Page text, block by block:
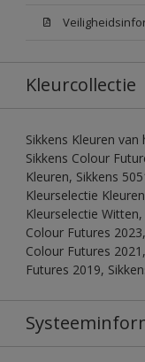
Kleurcollectie
Sikkens Kleuren
Sikkens Colour
Kleuren, Sikkens
Kleurselectie
Kleurselectie
Colour Futures
Colour Futures
Futures 2019,